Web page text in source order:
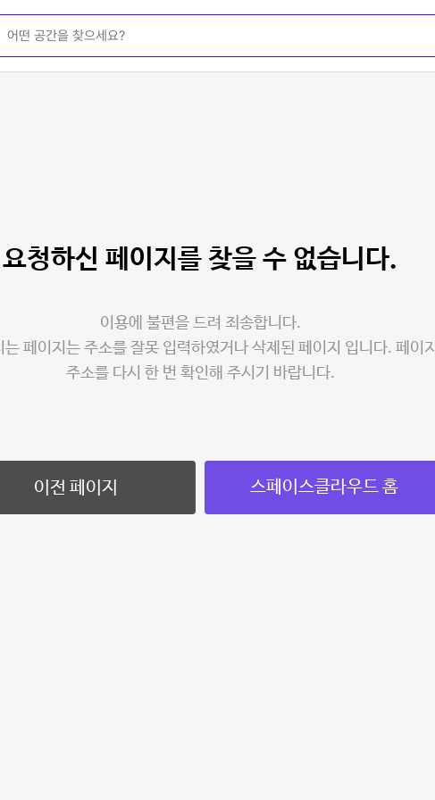
요청하신 페이지를 찾을 수 없습니다.
이용에 불편을 드려 죄송합니다.
는 페이지는 주소를 잘못 입력하였거나 삭제된 페이지 입니다. 페이지
주소를 다시 한 번 확인해 주시기 바랍니다.
이전 페이지 스페이스클라우드 홈